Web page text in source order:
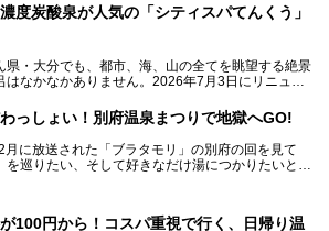
度炭酸泉が人気の「シティスパてんくう」
県・大分でも、都市、海、山の全てを眺望する絶景
はなかなかありません。2026年7月3日にリニュー
(CITY SPA てんくう)」は、なんとJR大分駅直結と
性の高さ！
という圧倒的な開放感が魅力。温泉、ロウリュサウ
てひんやりとした約27度の高濃度炭酸泉で交互浴
っしょい！別府温泉まつりで地獄へGO!
月に放送された「ブラタモリ」の別府の回を見て
を巡りたい、そして好きなだけ湯につかりたいと切
が開催されます。その期間は嬉しいことに100以上
100円から！コスパ重視で行く、日帰り温